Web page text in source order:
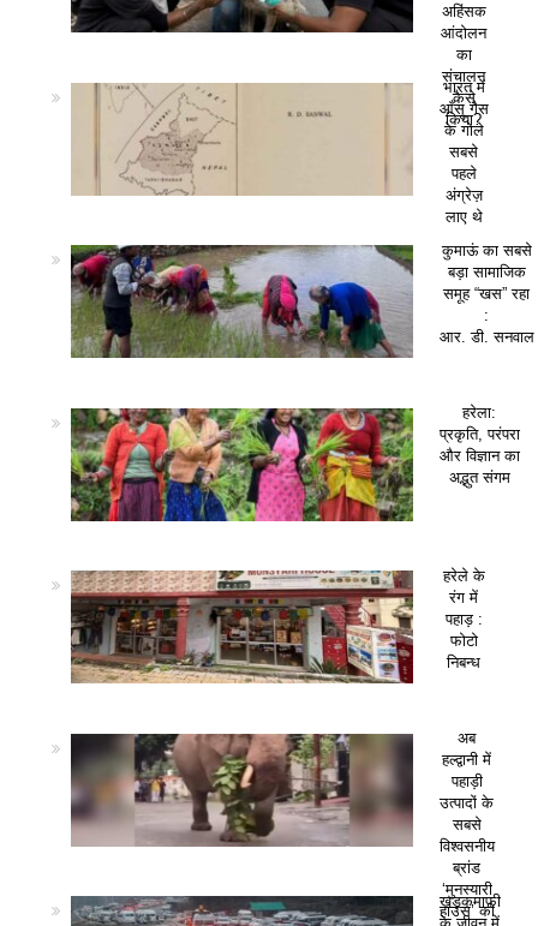
अहिंसक
आंदोलन
का
संचालन
कैसे
किया?
भारत में
आँसू गैस
के गोले
सबसे
पहले
अंग्रेज़
लाए थे
कुमाऊं का सबसे
बड़ा सामाजिक
समूह “खस” रहा
:
आर. डी. सनवाल
हरेला:
प्रकृति, परंपरा
और विज्ञान का
अद्भुत संगम
हरेले के
रंग में
पहाड़ :
फोटो
निबन्ध
अब
हल्द्वानी में
पहाड़ी
उत्पादों के
सबसे
विश्वसनीय
ब्रांड
‘मुनस्यारी
हाउस’ की
खड़कमाफी